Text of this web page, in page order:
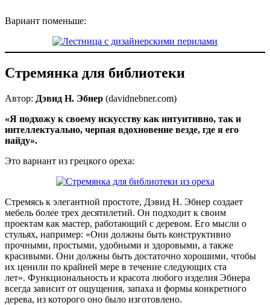
Вариант поменьше:
Стремянка для библиотеки
Автор: Дэвид Н. Эбнер (davidnebner.com)
«Я подхожу к своему искусству как интуитивно, так и
интеллектуально, черпая вдохновение везде, где я его
найду».
Это вариант из грецкого ореха:
Стремясь к элегантной простоте, Дэвид Н. Эбнер создает
мебель более трех десятилетий. Он подходит к своим
проектам как мастер, работающий с деревом. Его мысли о
стульях, например: «Они должны быть конструктивно
прочными, простыми, удобными и здоровыми, а также
красивыми. Они должны быть достаточно хорошими, чтобы
их ценили по крайней мере в течение следующих ста
лет». Функциональность и красота любого изделия Эбнера
всегда зависит от ощущения, запаха и формы конкретного
дерева, из которого оно было изготовлено.